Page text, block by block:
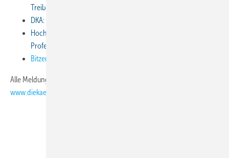
Treibhauspotenzial in der EU geplant
DKA: Laut Focus zu den besten Ausbildungsbetrieben
Hochschule Karlsruhe: The Schaufler Foundation stiftet eine
Professur für Verdichtertechnik
Bitzer: Verdichter-Schnittmodell übergeben
Alle Meldungen aus dem Monat April finden Sie unter
www.diekaelte.de/Archiv/Meldungsarchiv